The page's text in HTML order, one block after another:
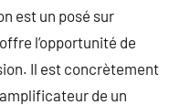
est un posé sur
l’opportunité de
Il est concrètement
de un